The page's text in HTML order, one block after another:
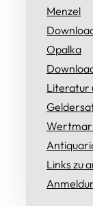
Menzel
Opalka
Literatur
Links zu